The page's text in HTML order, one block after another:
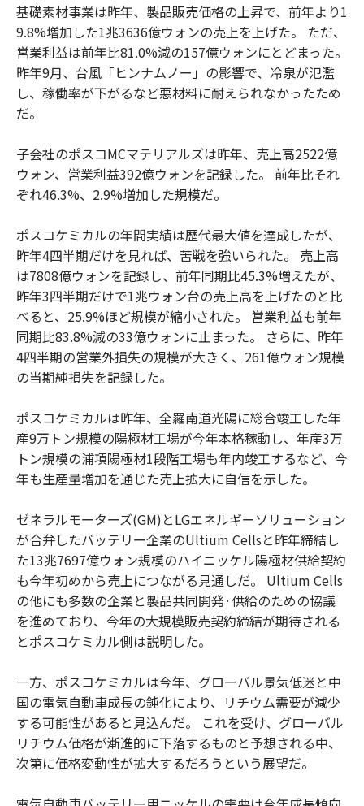
基礎素材事業は昨年、製品販売価格の上昇で、前年より1
9.8%増加した1兆3636億ウォンの売上を上げた。 ただ、
営業利益は前年比81.0%減の157億ウォンにとどまった。
昨年9月、台風「ヒンナムノー」の影響で、冷泉が氾濫
し、稼働率が下がるなど悪材料に耐えられなかったため
だ。
子会社のポスコMCマテリアルズは昨年、売上高2522億
ウォン、営業利益392億ウォンを記録した。 前年比それ
ぞれ46.3%、2.9%増加した規模だ。
ポスコケミカルの年間実績は歴代最大値を達成したが、
昨年4四半期だけを見れば、苦戦を強いられた。 売上高
は7808億ウォンを記録し、前年同期比45.3%増えたが、
昨年3四半期だけで1兆ウォン台の売上高を上げたのと比
べると、25.9%ほど規模が縮小された。 営業利益も前年
同期比83.8%減の33億ウォンに止まった。 さらに、昨年
4四半期の営業外損失の規模が大きく、261億ウォン規模
の当期純損失を記録した。
ポスコケミカルは昨年、全羅南道光陽に総合竣工した年
産9万トン規模の陽極材工場が今年本格稼動し、年産3万
トン規模の浦項陽極材1段階工場も年内竣工するなど、今
年も生産量増加を通じた売上拡大に自信を示した。
ゼネラルモーターズ(GM)とLGエネルギーソリューション
が合弁したバッテリー企業のUltium Cellsと昨年締結し
た13兆7697億ウォン規模のハイニッケル陽極材供給契約
も今年初めから売上につながる見通しだ。 Ultium Cells
の他にも多数の企業と製品共同開発·供給のための協議
を進めており、今年の大規模販売契約締結が期待される
とポスコケミカル側は説明した。
一方、ポスコケミカルは今年、グローバル景気低迷と中
国の電気自動車成長の鈍化により、リチウム需要が減少
する可能性があると見込んだ。 これを受け、グローバル
リチウム価格が漸進的に下落するものと予想される中、
次第に価格変動性が拡大するだろうという展望だ。